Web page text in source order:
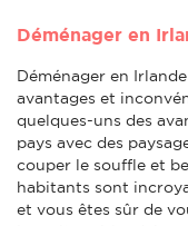
Déménager en
Déménager en
avantages et
quelques-uns des
pays avec des
couper le souffle et
habitants sont
et vous êtes sûr de